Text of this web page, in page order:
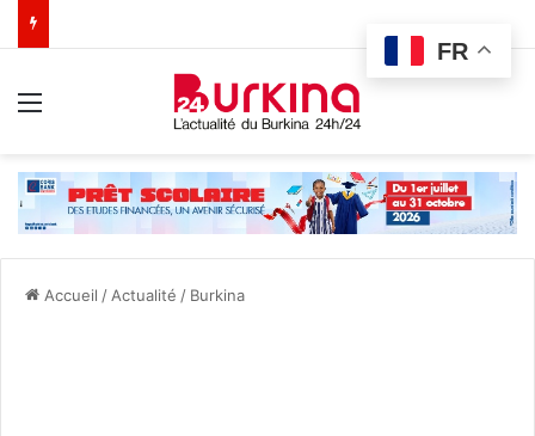
Accueil / Actualité / Burkina
FR